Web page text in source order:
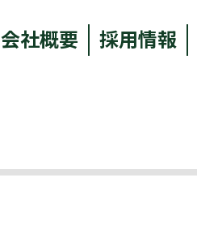
会社概要 採用情報